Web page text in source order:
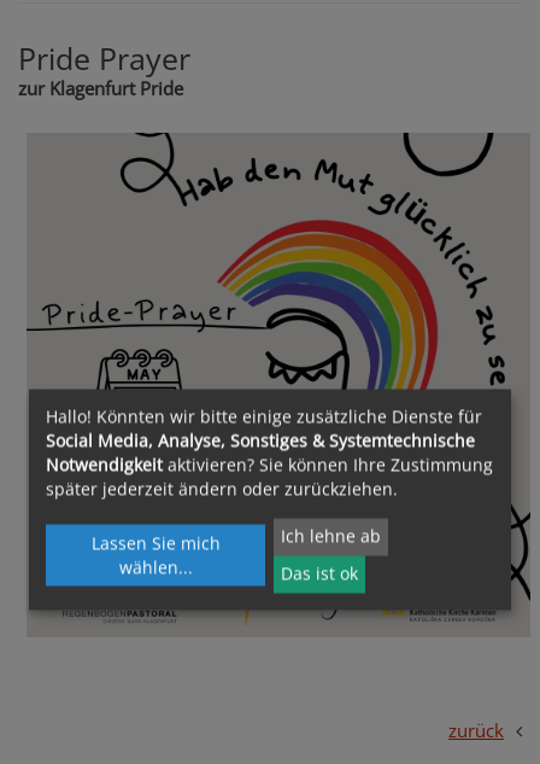
Pride Prayer
zur Klagenfurt Pride
zurück
Hallo! Könnten wir bitte einige zusätzliche Dienste für
Social Media, Analyse, Sonstiges & Systemtechnische
Notwendigkeitaktivieren? Sie können Ihre Zustimmung
später jederzeit ändern oder zurückziehen.
Lassen Sie mich
wählen...
Ich lehne ab
Das ist ok